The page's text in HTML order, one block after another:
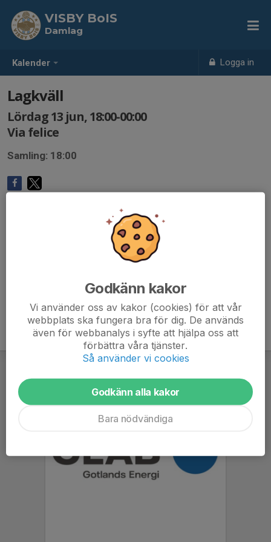
Kalender Logga in
VISBY BoIS
Damlag
Lagkväll
Lördag 13 jun, 18:00-00:00
Via felice
Samling: 18:00
Godkänn kakor
Vi använder oss av kakor (cookies) för att vår
webbplats ska fungera bra för dig. De används
även för webbanalys i syfte att hjälpa oss att
förbättra våra tjänster.
Så använder vi cookies
Godkänn alla kakor
Bara nödvändiga